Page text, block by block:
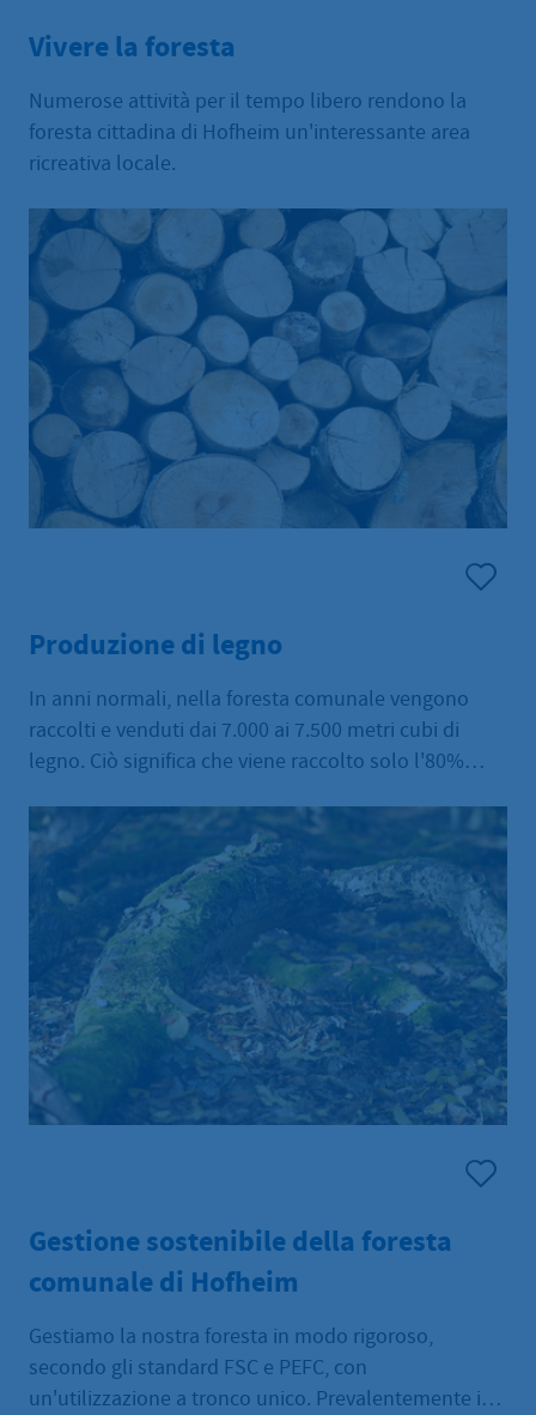
Vivere la foresta
Numerose attività per il tempo libero rendono la
foresta cittadina di Hofheim un'interessante area
ricreativa locale.
Produzione di legno
In anni normali, nella foresta comunale vengono
raccolti e venduti dai 7.000 ai 7.500 metri cubi di
legno. Ciò significa che viene raccolto solo l'80%
standard, offriamo agli acquirenti di legname anche
esemplari davvero speciali: possenti faggi della
foresta di montagna o querce impeccabili, richieste
fino in Cina.
Gestione sostenibile della foresta
comunale di Hofheim
Gestiamo la nostra foresta in modo rigoroso,
secondo gli standard FSC e PEFC, con
un'utilizzazione a tronco unico. Prevalentemente in